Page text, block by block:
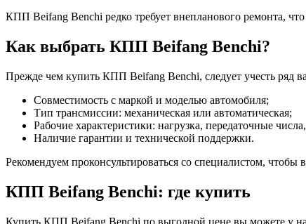
КПП Beifang Benchi редко требует внепланового ремонта,
Как выбрать КПП Beifang Benchi?
Прежде чем купить КПП Beifang Benchi, следует учесть ряд
Совместимость с маркой и моделью автомобиля;
Тип трансмиссии: механическая или автоматическая;
Рабочие характеристики: нагрузка, передаточные
Наличие гарантии и технической поддержки.
Рекомендуем проконсультироваться со специалистом,
КПП Beifang Benchi: где купить
Купить КПП Beifang Benchi по выгодной цене вы можете у